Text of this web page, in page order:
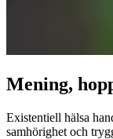
Mening,
Existentiell hälsa
samhörighet och